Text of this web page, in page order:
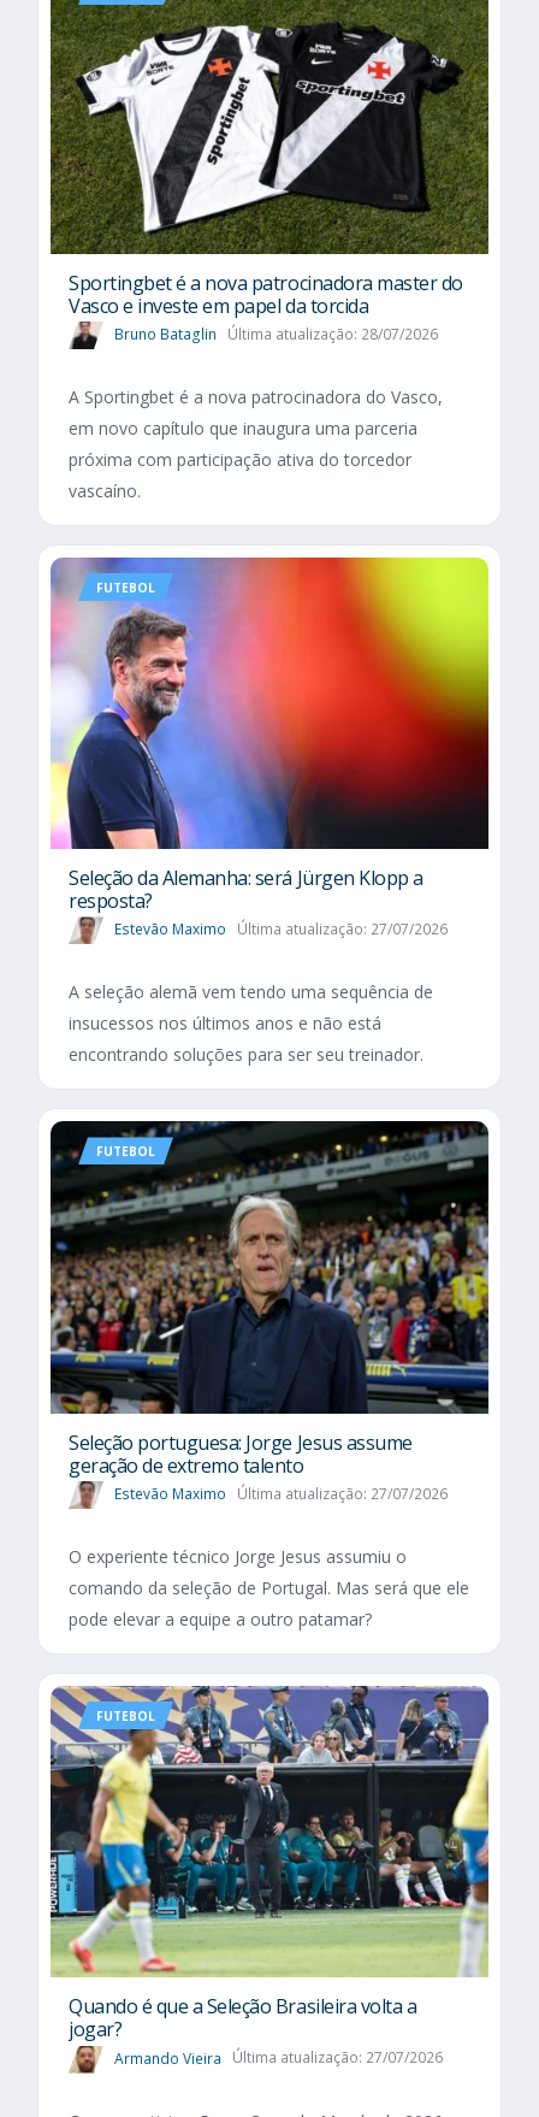
Sportingbet é a nova patrocinadora master do
Vasco e investe em papel da torcida
Bruno Bataglin Última atualização: 28/07/2026
A Sportingbet é a nova patrocinadora do Vasco,
em novo capítulo que inaugura uma parceria
próxima com participação ativa do torcedor
vascaíno.
FUTEBOL
Seleção da Alemanha: será Jürgen Klopp a
resposta?
Estevão Maximo Última atualização: 27/07/2026
A seleção alemã vem tendo uma sequência de
insucessos nos últimos anos e não está
encontrando soluções para ser seu treinador.
FUTEBOL
Seleção portuguesa: Jorge Jesus assume
geração de extremo talento
Estevão Maximo Última atualização: 27/07/2026
O experiente técnico Jorge Jesus assumiu o
comando da seleção de Portugal. Mas será que ele
pode elevar a equipe a outro patamar?
FUTEBOL
Quando é que a Seleção Brasileira volta a
jogar?
Armando Vieira Última atualização: 27/07/2026